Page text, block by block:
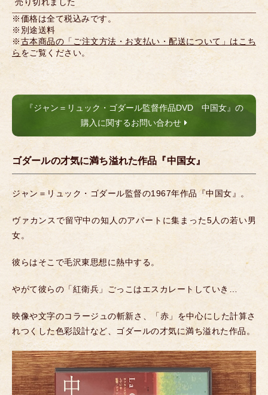
売り切れました
※価格は全て税込みです。
※別途送料
※古本商品の「ご注文方法・お支払い・配送について」はこち
ら をご覧ください。
『ジャン＝リュック・ゴダール監督作品DVD 中国女』の
購入に関するお問い合わせ
ゴダールの才気に満ち溢れた作品『中国女』
ジャン＝リュック・ゴダール監督の1967年作品『中国女』。
ヴァカンスで留守中の知人のアパートに集まった5人の若い男
女。
彼らはそこで毛沢東思想に熱中する。
やがて彼らの「紅衛兵」ごっこはエスカレートしていき…
映像や文字のコラージュの斬新さ、「赤」を中心にした計算さ
れつくした色彩設計など、ゴダールの才気に満ち溢れた作品。